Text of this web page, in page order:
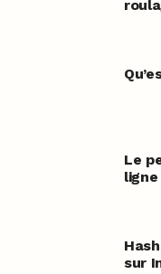
Le
ligne
sur